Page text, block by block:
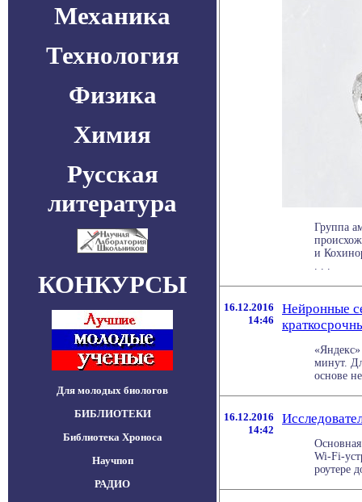
Механика
Технология
Физика
Химия
Русская
литература
КОНКУРСЫ
Для молодых биологов
БИБЛИОТЕКИ
Библиотека Хроноса
Научпоп
РАДИО
Группа
и
. . .
16.12.2016
14:46
Нейронные
«Яндекс»
минут.
основе
16.12.2016
14:42
Wi-Fi-
роутере